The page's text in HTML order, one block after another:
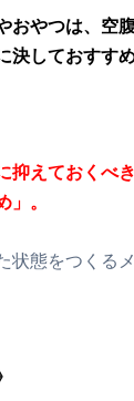
おやつは、空
しておすす
抑えておくべ
」。
態をつくる